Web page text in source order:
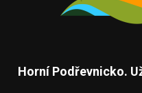
Horní Podřevnicko.